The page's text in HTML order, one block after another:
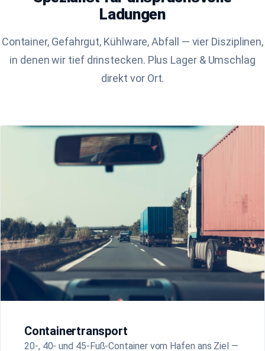
Ladungen
Container, Gefahrgut, Kühlware, Abfall — vier Disziplinen,
in denen wir tief drinstecken. Plus Lager & Umschlag
direkt vor Ort.
Containertransport
20-, 40- und 45-Fuß-Container vom Hafen ans Ziel —